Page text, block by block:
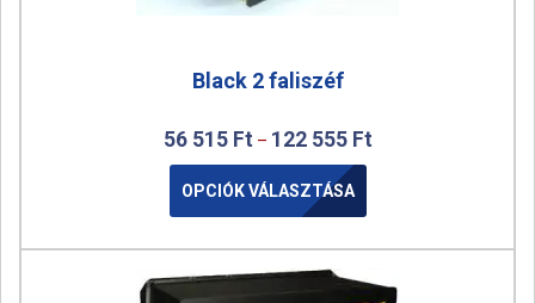
Black 2 faliszéf
56 515 Ft – 122 555 Ft
OPCIÓK VÁLASZTÁSA